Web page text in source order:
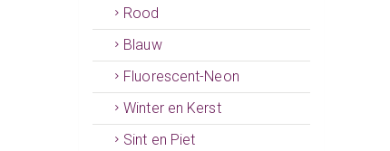
Rood
Blauw
Fluorescent-Neon
Winter en Kerst
Sint en Piet